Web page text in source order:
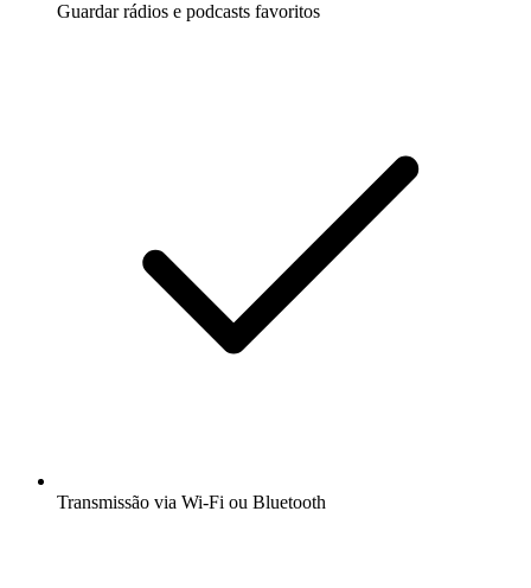
Guardar rádios e podcasts favoritos
Transmissão via Wi-Fi ou Bluetooth